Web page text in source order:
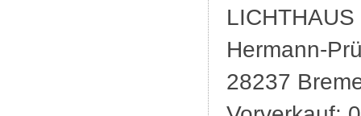
LICHTHAUS
Hermann-
28237